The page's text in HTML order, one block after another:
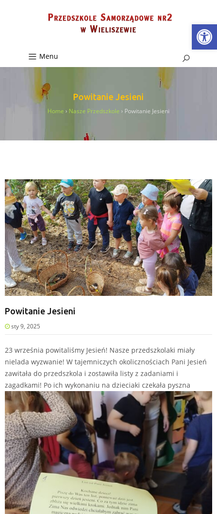
Menu
Powitanie Jesieni
Home › Nasze Przedszkole › Powitanie Jesieni
Powitanie Jesieni
sty 9, 2025
23 września powitaliśmy Jesień! Nasze przedszkolaki miały
nielada wyzwanie! W tajemniczych okolicznościach Pani Jesień
zawitała do przedszkola i zostawiła listy z zadaniami i
zagadkami! Po ich wykonaniu na dzieciaki czekała pyszna